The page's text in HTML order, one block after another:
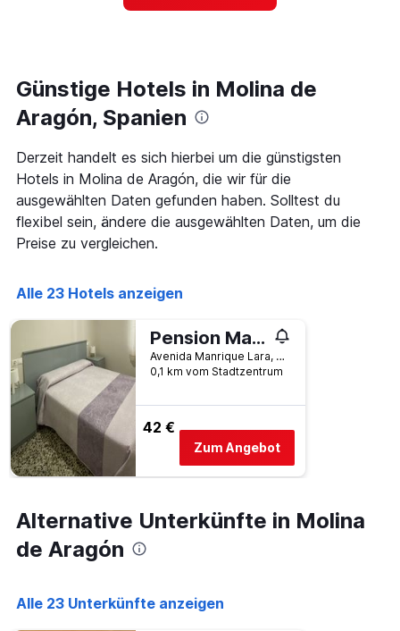
Zimmerpreis
anzeigt.
jeweiligen
Wochentag.
Das
Diagramm
1
X-
Achse,
die
die
Wochentage
Diagramm
hat
Y-
Achse,
die
den
durchschnittlichen
Zimmerpreis
anzeigt.
Günstige Hotels in Molina de
Aragón, Spanien
Derzeit handelt es sich hierbei um die günstigsten
Hotels in Molina de Aragón, die wir für die
ausgewählten Daten gefunden haben. Solltest du
flexibel sein, ändere die ausgewählten Daten, um die
Preise zu vergleichen.
Alle 23 Hotels anzeigen
Pension Martinez
Avenida Manrique Lara, 8, Molina de Aragón, Provinz Guadalajara, Spanien
0,1 km vom Stadtzentrum
42 €
Zum Angebot
Alternative Unterkünfte in Molina
de Aragón
Alle 23 Unterkünfte anzeigen